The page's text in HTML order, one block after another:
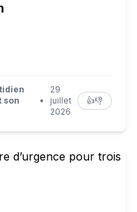
son
•
29
juillet
2026
👍👎
pour trois